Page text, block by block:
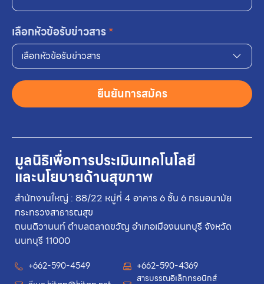
มูลนิธิเพื่อการประเมินเทคโนโลยี
และนโยบายด้านสุขภาพ
สำนักงานใหญ่ : 88/22 หมู่ที่ 4 อาคาร 6 ชั้น 6 กรมอนามัย
กระทรวงสาธารณสุข
ถนนติวานนท์ ตำบลตลาดขวัญ อำเภอเมืองนนทบุรี จังหวัด
นนทบุรี 11000
+662-590-4549
+662-590-4369
สารบรรณอิเล็กทรอนิกส์
เลือกหัวข้อรับข่าวสาร*
เลือกหัวข้อรับข่าวสาร
ยืนยันการสมัคร